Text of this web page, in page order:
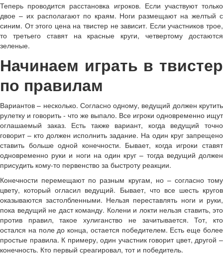
Теперь проводится расстановка игроков. Если участвуют только
двое – их располагают по краям. Ноги размещают на желтый с
синим. От этого цена на твистер не зависит. Если участников трое,
то третьего ставят на красные круги, четвертому достаются
зеленые.
Начинаем играть в твистер
по правилам
Вариантов – несколько. Согласно одному, ведущий должен крутить
рулетку и говорить - что же выпало. Все игроки одновременно ищут
оглашаемый заказ. Есть также вариант, когда ведущий точно
говорит – кто должен исполнить задание. На один круг запрещено
ставить больше одной конечности. Бывает, когда игроки ставят
одновременно руки и ноги на один круг – тогда ведущий должен
присудить кому-то первенство за быстроту реакции.
Конечности перемещают по разным кругам, но – согласно тому
цвету, который огласил ведущий. Бывает, что все шесть кругов
оказываются застолбленными. Нельзя переставлять ноги и руки,
пока ведущий не даст команду. Колени и локти нельзя ставить, это
против правил, такое хулиганство не зачитывается. Тот, кто
остался на поле до конца, остается победителем. Есть еще более
простые правила. К примеру, один участник говорит цвет, другой –
конечность. Кто первый среагировал, тот и победитель.